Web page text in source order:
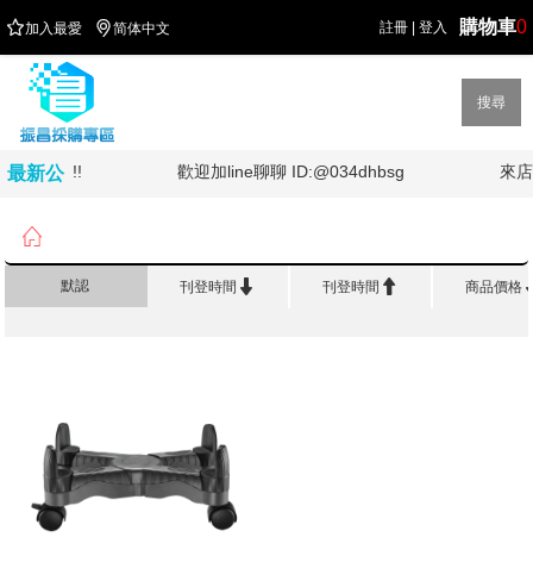
註冊 登入 購物車0
加入最愛 简体中文
搜尋
最新公
灣加油!!!! 歡迎加line聊聊 ID:@034dhbsg 來

默認 刊登時間  刊登時間  商品價格